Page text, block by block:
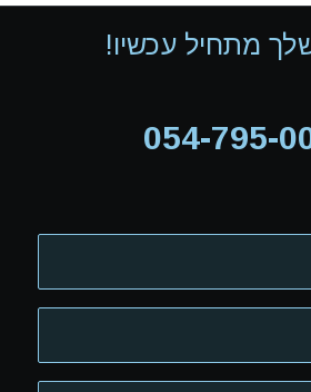
שלך מתחיל עכשיו!
054-795-